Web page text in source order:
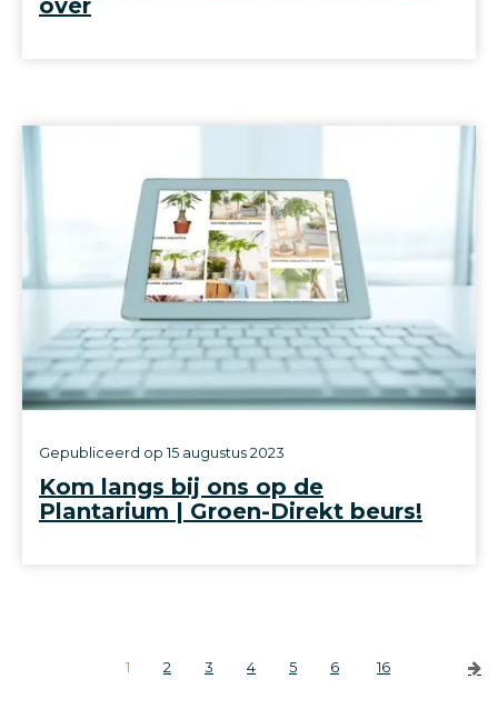
over
Kom langs bij ons op de
Plantarium | Groen-Direkt beurs!
Gepubliceerd op 15 augustus 2023
1 2 3 4 5 6 16